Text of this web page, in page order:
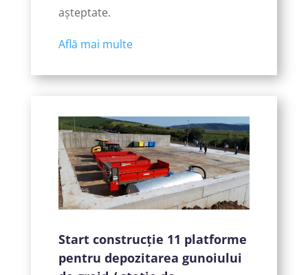
așteptate.
Află mai multe
Start construcție 11 platforme
pentru depozitarea gunoiului